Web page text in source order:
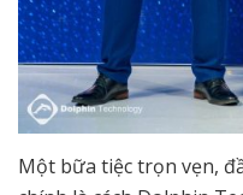
Một bữa tiệc trọn vẹn,